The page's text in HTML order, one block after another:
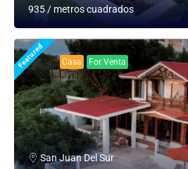
935 / metros cuadrados
Featured Casa For Venta
San Juan Del Sur